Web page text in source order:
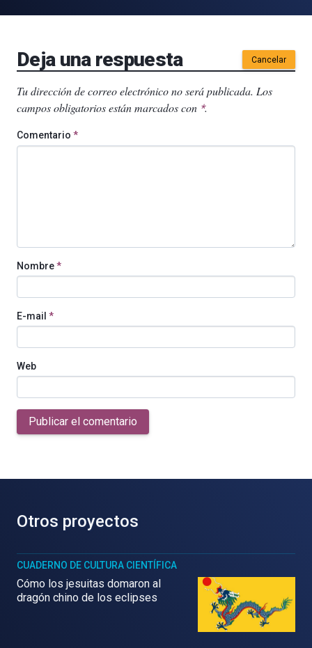
Deja una respuesta Cancelar
Tu dirección de correo electrónico no será publicada. Los
campos obligatorios están marcados con *.
Comentario *
Nombre*
E-mail *
Web
Publicar el comentario
Otros proyectos
CUADERNO DE CULTURA CIENTÍFICA
Cómo los jesuitas domaron al
dragón chino de los eclipses